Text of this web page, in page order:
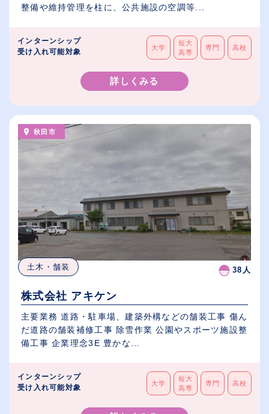
整備や維持管理を柱に、公共施設の空調等...
インターンシップ
受け入れ可能対象
大学
短大
高専
専門 高校
詳しくみる
秋田市
土木・舗装 38人
株式会社 アキケン
主要業務 道路・駐車場、建築外構などの舗装工事 傷ん
だ道路の舗装補修工事 除雪作業 公園やスポーツ施設整
備工事 企業理念3E 豊かな...
インターンシップ
受け入れ可能対象
大学
短大
高専
専門 高校